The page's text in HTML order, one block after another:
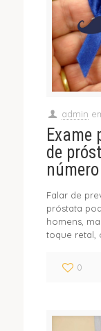
admin
Exame
de
Falar de
próstata
homens,
toque retal,
0